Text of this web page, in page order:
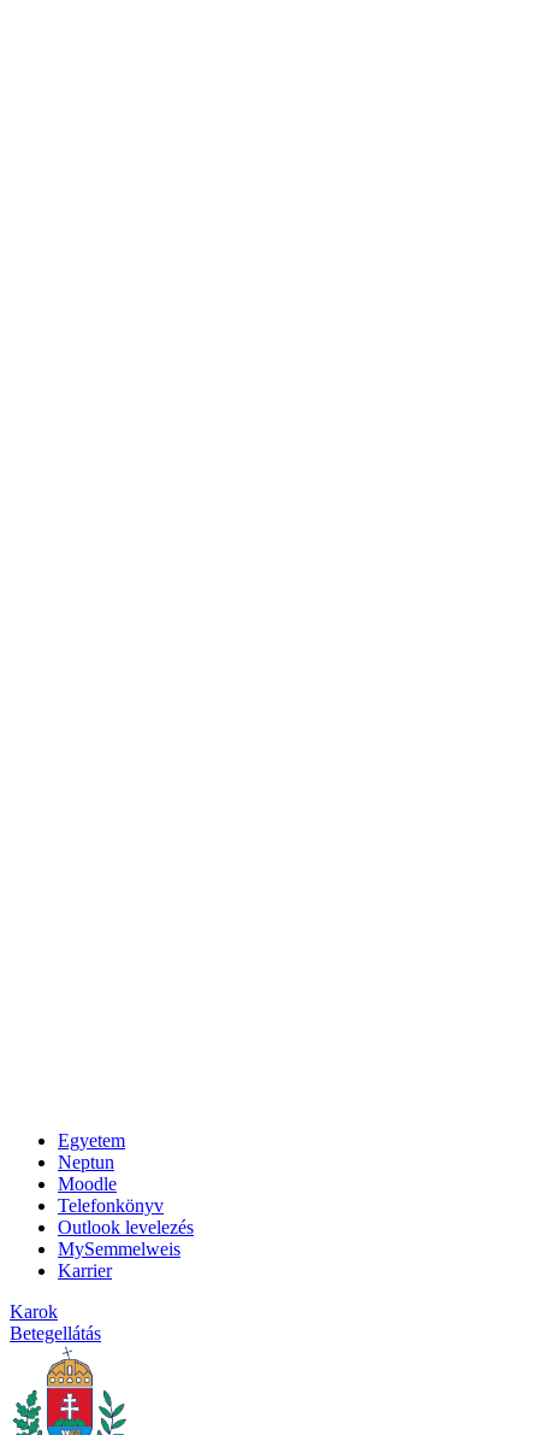
Egyetem
Neptun
Moodle
Telefonkönyv
Outlook levelezés
MySemmelweis
Karrier
Karok
Betegellátás